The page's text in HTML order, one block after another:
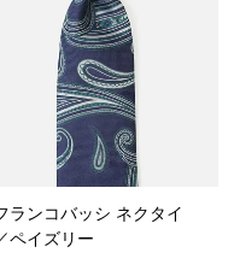
ランコバッシ ネクタイ
ペイズリー